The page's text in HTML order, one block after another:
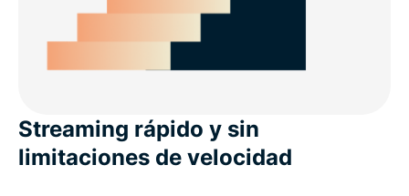
Streaming rápido y sin
limitaciones de velocidad